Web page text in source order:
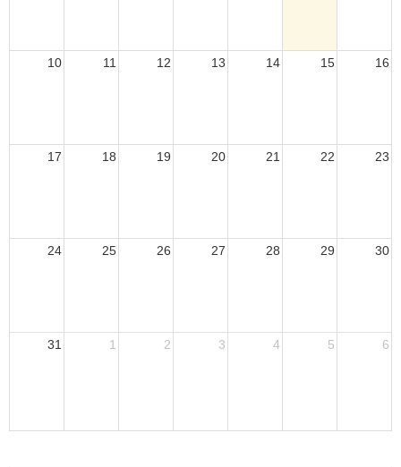
10 11 12 13 14 15 16
17 18 19 20 21 22 23
24 25 26 27 28 29 30
31 1 2 3 4 5 6